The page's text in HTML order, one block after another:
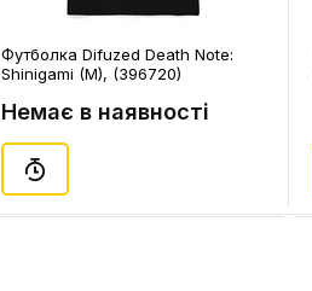
Футболка Difuzed Death Note:
Shinigami (M), (396720)
Немає в наявності